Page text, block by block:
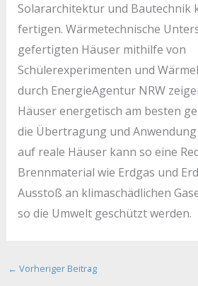
Solararchitektur und Bautechnik
fertigen. Wärmetechnische
gefertigten Häuser mithilfe von
Schülerexperimenten und
durch EnergieAgentur NRW
Häuser energetisch am besten
die Übertragung und
auf reale Häuser kann so eine
Brennmaterial wie Erdgas und
Ausstoß an klimaschädlichen
so die Umwelt geschützt werden.
← Vorheriger Beitrag